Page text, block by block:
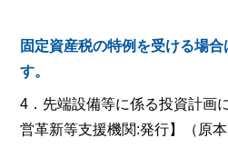
固定資産税の特例を受ける場
す。
4．先端設備等に係る投資計画
営革新等支援機関:発行】（原本